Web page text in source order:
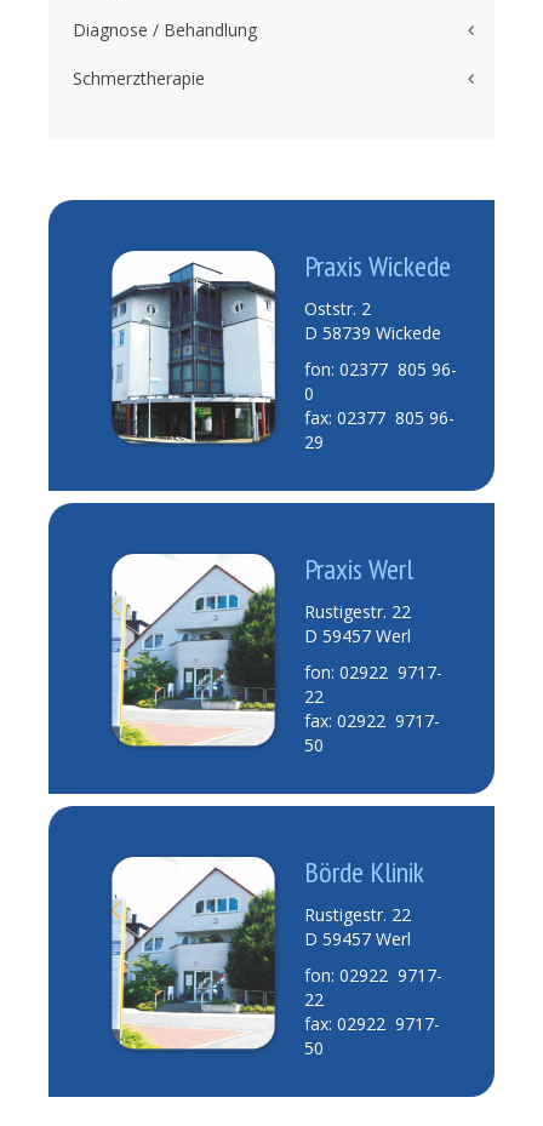
Diagnose / Behandlung
Schmerztherapie
Praxis Wickede
Oststr. 2
D 58739 Wickede
fon: 02377 805 96-
0
fax: 02377 805 96-
29
Praxis Werl
Rustigestr. 22
D 59457 Werl
fon: 02922 9717-
22
fax: 02922 9717-
50
Börde Klinik
Rustigestr. 22
D 59457 Werl
fon: 02922 9717-
22
fax: 02922 9717-
50